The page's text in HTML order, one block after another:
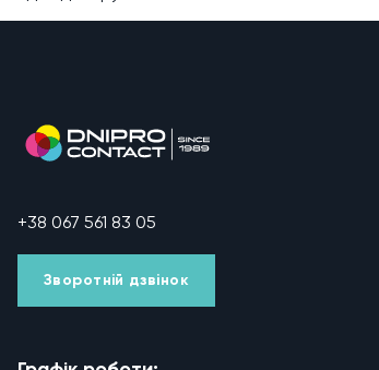
+38 067 561 83 05
Зворотній дзвінок